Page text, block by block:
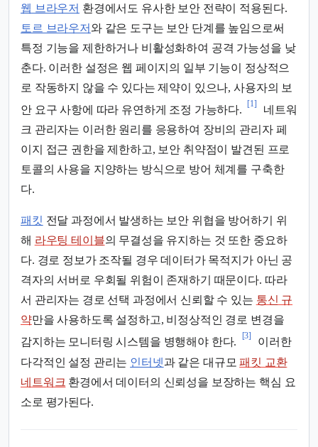
웹 브라우저 환경에서도 유사한 보안 전략이 적용된다.
토르 브라우저 와 같은 도구는 보안 단계를 높임으로써
특정 기능을 제한하거나 비활성화하여 공격 가능성을 낮
춘다. 이러한 설정은 웹 페이지의 일부 기능이 정상적으
로 작동하지 않을 수 있다는 제약이 있으나, 사용자의 보
안 요구 사항에 따라 유연하게 조정 가능하다.
[1]
네트워
크 관리자는 이러한 원리를 응용하여 장비의 관리자 페
이지 접근 권한을 제한하고, 보안 취약점이 발견된 프로
토콜의 사용을 지양하는 방식으로 방어 체계를 구축한
다.
패킷 전달 과정에서 발생하는 보안 위협을 방어하기 위
해 라우팅 테이블의 무결성을 유지하는 것 또한 중요하
다. 경로 정보가 조작될 경우 데이터가 목적지가 아닌 공
격자의 서버로 우회될 위험이 존재하기 때문이다. 따라
서 관리자는 경로 선택 과정에서 신뢰할 수 있는 통신 규
약만을 사용하도록 설정하고, 비정상적인 경로 변경을
감지하는 모니터링 시스템을 병행해야 한다.
[3]
이러한
다각적인 설정 관리는 인터넷과 같은 대규모패킷 교환
네트워크 환경에서 데이터의 신뢰성을 보장하는 핵심 요
소로 평가된다.